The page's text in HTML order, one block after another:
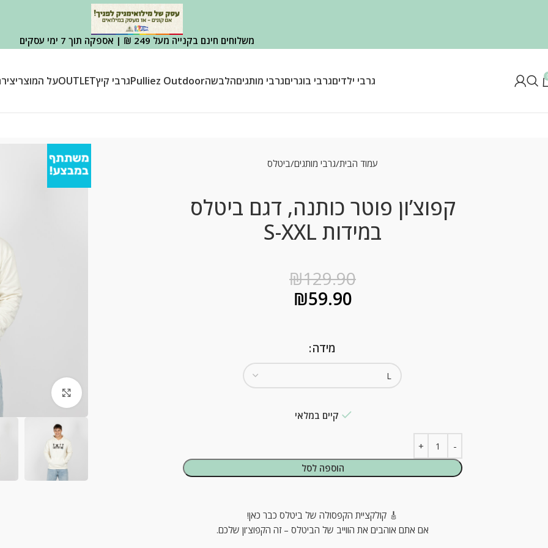
משלוחים חינם בקנייה מעל 249 ₪ | אספקה תוך 7 ימי עסקים
גרבי ילדיםגרבי בוגריםגרבי מותגיםהלבשהPulliez Outdoorגרבי קיץOUTLETעל המוצר
עמוד הבית גרבי מותגים ביטלס
קפוצ’ון פוטר כותנה, דגם ביטלס
במידות S-XXL
₪129.90
₪59.90
מידה
קיים במלאי
הוספה לסל
🎸 קולקציית הקפסולה של ביטלס כבר כאן!
אם אתם אוהבים את הווייב של הביטלס – זה הקפוצ’ון שלכם.